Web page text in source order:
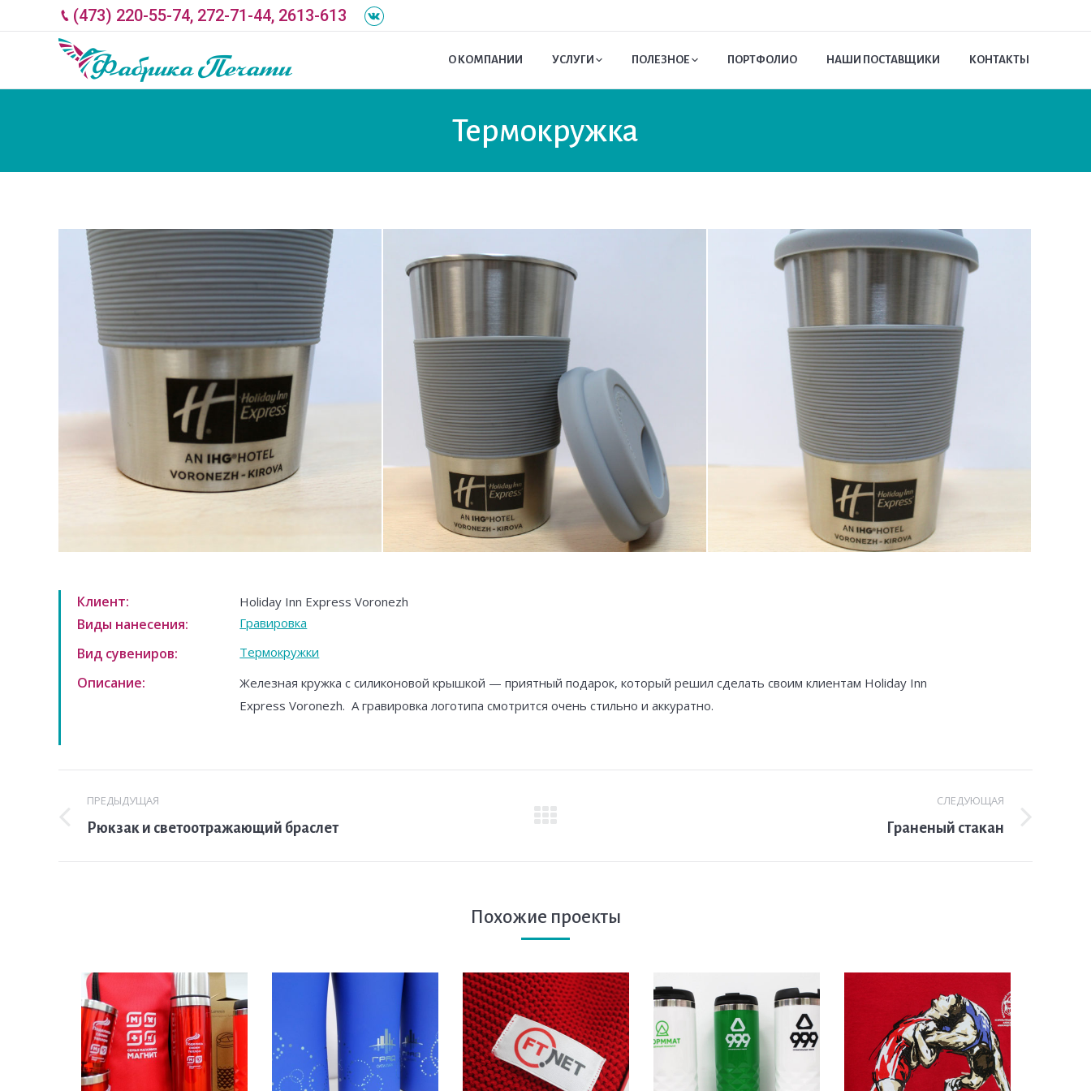
(473) 220-55-74, 272-71-44, 2613-613
О КОМПАНИИ УСЛУГИ ПОЛЕЗНОЕ ПОРТФОЛИО НАШИ ПОСТАВЩИКИ КОНТАКТЫ
Термокружка
Клиент: Holiday Inn Express Voronezh
Виды нанесения: Гравировка
Вид сувениров: Термокружки
Описание:
Железная кружка с силиконовой крышкой — приятный подарок, который решил сделать своим клиентам Holiday Inn
Express Voronezh. А гравировка логотипа смотрится очень стильно и аккуратно.
по
ПРЕДЫДУЩАЯ
Предыдущая
Рюкзак и светоотражающий браслет
СЛЕДУЮЩАЯ
Граненый стакан
Похожие проекты